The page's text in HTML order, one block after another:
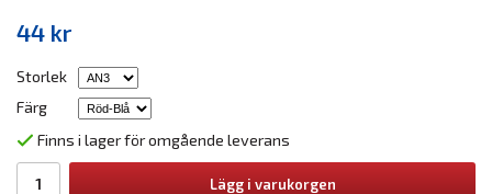
44 kr
Storlek
Färg
Finns i lager för omgående leverans
Lägg i varukorgen